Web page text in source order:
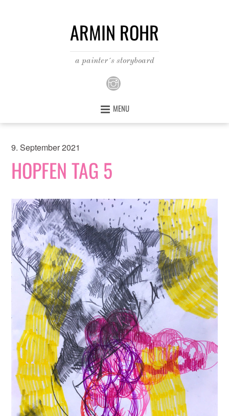
ARMIN ROHR
a painter´s storyboard
MENU
9. September 2021
HOPFEN TAG 5